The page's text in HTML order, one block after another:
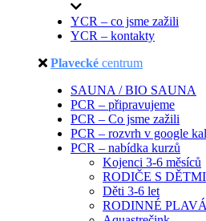
YCR – co jsme zažili
YCR – kontakty
Plavecké centrum
SAUNA / BIO SAUNA
PCR – připravujeme
PCR – Co jsme zažili
PCR – rozvrh v google
PCR – nabídka kurzů
Kojenci 3-6 měsíců
RODIČE S
Děti 3-6 let
RODINNÉ